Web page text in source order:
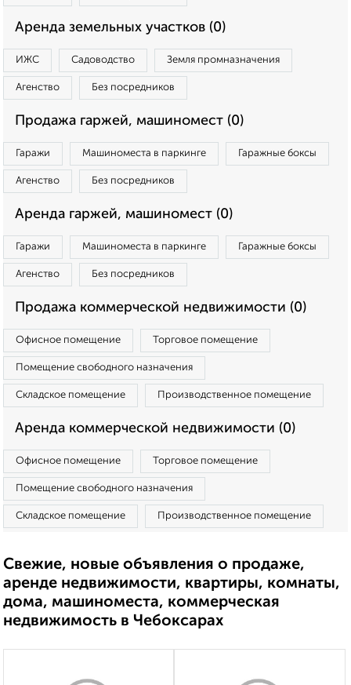
Аренда земельных участков (0)
ИЖС Садоводство Земля промназначения
Агенство Без посредников
Продажа гаржей, машиномест (0)
Гаражи Машиноместа в паркинге Гаражные боксы
Агенство Без посредников
Аренда гаржей, машиномест (0)
Гаражи Машиноместа в паркинге Гаражные боксы
Агенство Без посредников
Продажа коммерческой недвижимости (0)
Офисное помещение Торговое помещение
Помещение свободного назначения
Складское помещение Производственное помещение
Аренда коммерческой недвижимости (0)
Офисное помещение Торговое помещение
Помещение свободного назначения
Складское помещение Производственное помещение
Свежие, новые объявления о продаже,
аренде недвижимости, квартиры, комнаты,
дома, машиноместа, коммерческая
недвижимость в Чебоксарах